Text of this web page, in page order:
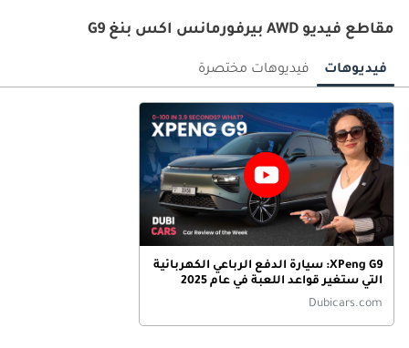
مقاطع فيديو AWD بيرفورمانس اكس بنغ G9
فيديوهات فيديوهات مختصرة
XPeng G9: سيارة الدفع الرباعي الكهربائية
التي ستغير قواعد اللعبة في عام 2025
Dubicars.com